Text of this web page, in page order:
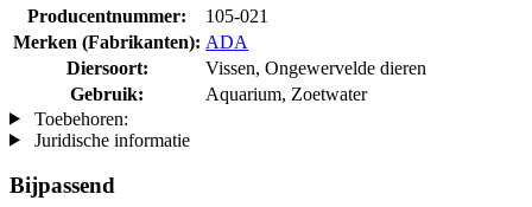
Producentnummer:
105-021
Merken (Fabrikanten): ADA
Diersoort:
Vissen, Ongewervelde dieren
Gebruik:
Aquarium, Zoetwater
Toebehoren:
Juridische informatie
Bijpassend